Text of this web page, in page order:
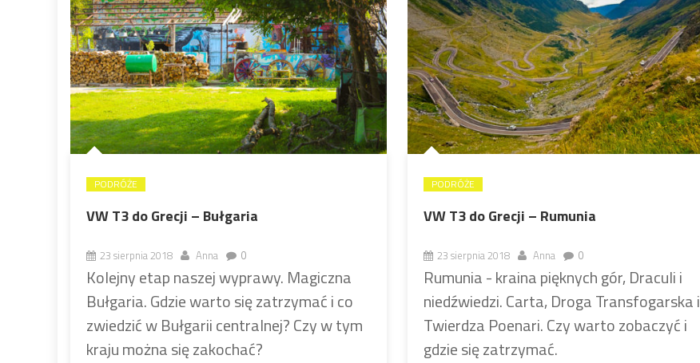
PODRÓŻE
VW T3 do Grecji – Bułgaria
23 sierpnia 2018 Anna 0
Kolejny etap naszej wyprawy. Magiczna
Bułgaria. Gdzie warto się zatrzymać i co
zwiedzić w Bułgarii centralnej? Czy w tym
kraju można się zakochać?
PODRÓŻE
VW T3 do Grecji – Rumunia
23 sierpnia 2018 Anna 0
Rumunia - kraina pięknych gór, Draculi i
niedźwiedzi. Carta, Droga Transfogarska i
Twierdza Poenari. Czy warto zobaczyć i
gdzie się zatrzymać.